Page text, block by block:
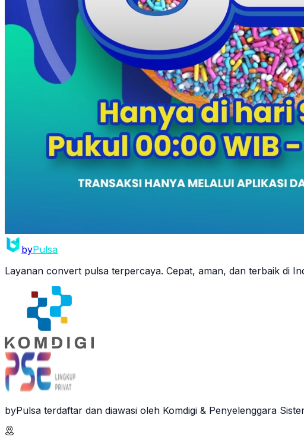
byPulsa
Layanan convert pulsa terpercaya. Cepat, aman, dan terbaik di
byPulsa terdaftar dan diawasi oleh Komdigi & Penyelenggara